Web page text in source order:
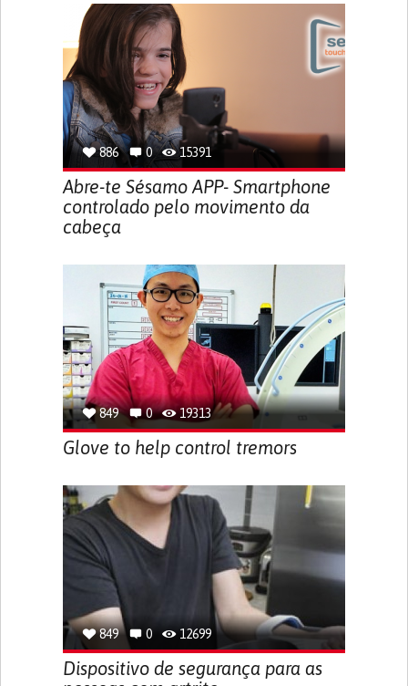
886 0 15391
Abre-te Sésamo APP- Smartphone
controlado pelo movimento da
cabeça
849 0 19313
Glove to help control tremors
849 0 12699
Dispositivo de segurança para as